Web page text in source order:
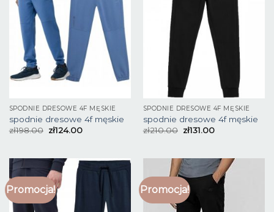
SPODNIE DRESOWE 4F MĘSKIE
spodnie dresowe 4f męskie
zł198.00 zł124.00
SPODNIE DRESOWE 4F MĘSKIE
spodnie dresowe 4f męskie
zł210.00 zł131.00
Promocja! Promocja!